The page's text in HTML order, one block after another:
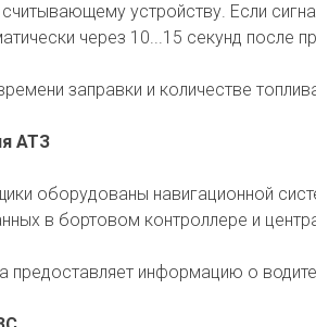
устройству. Если
через 10...15 секунд после
заправки и количестве
АТЗ
оборудованы навигационной
в бортовом контроллере и
информацию о